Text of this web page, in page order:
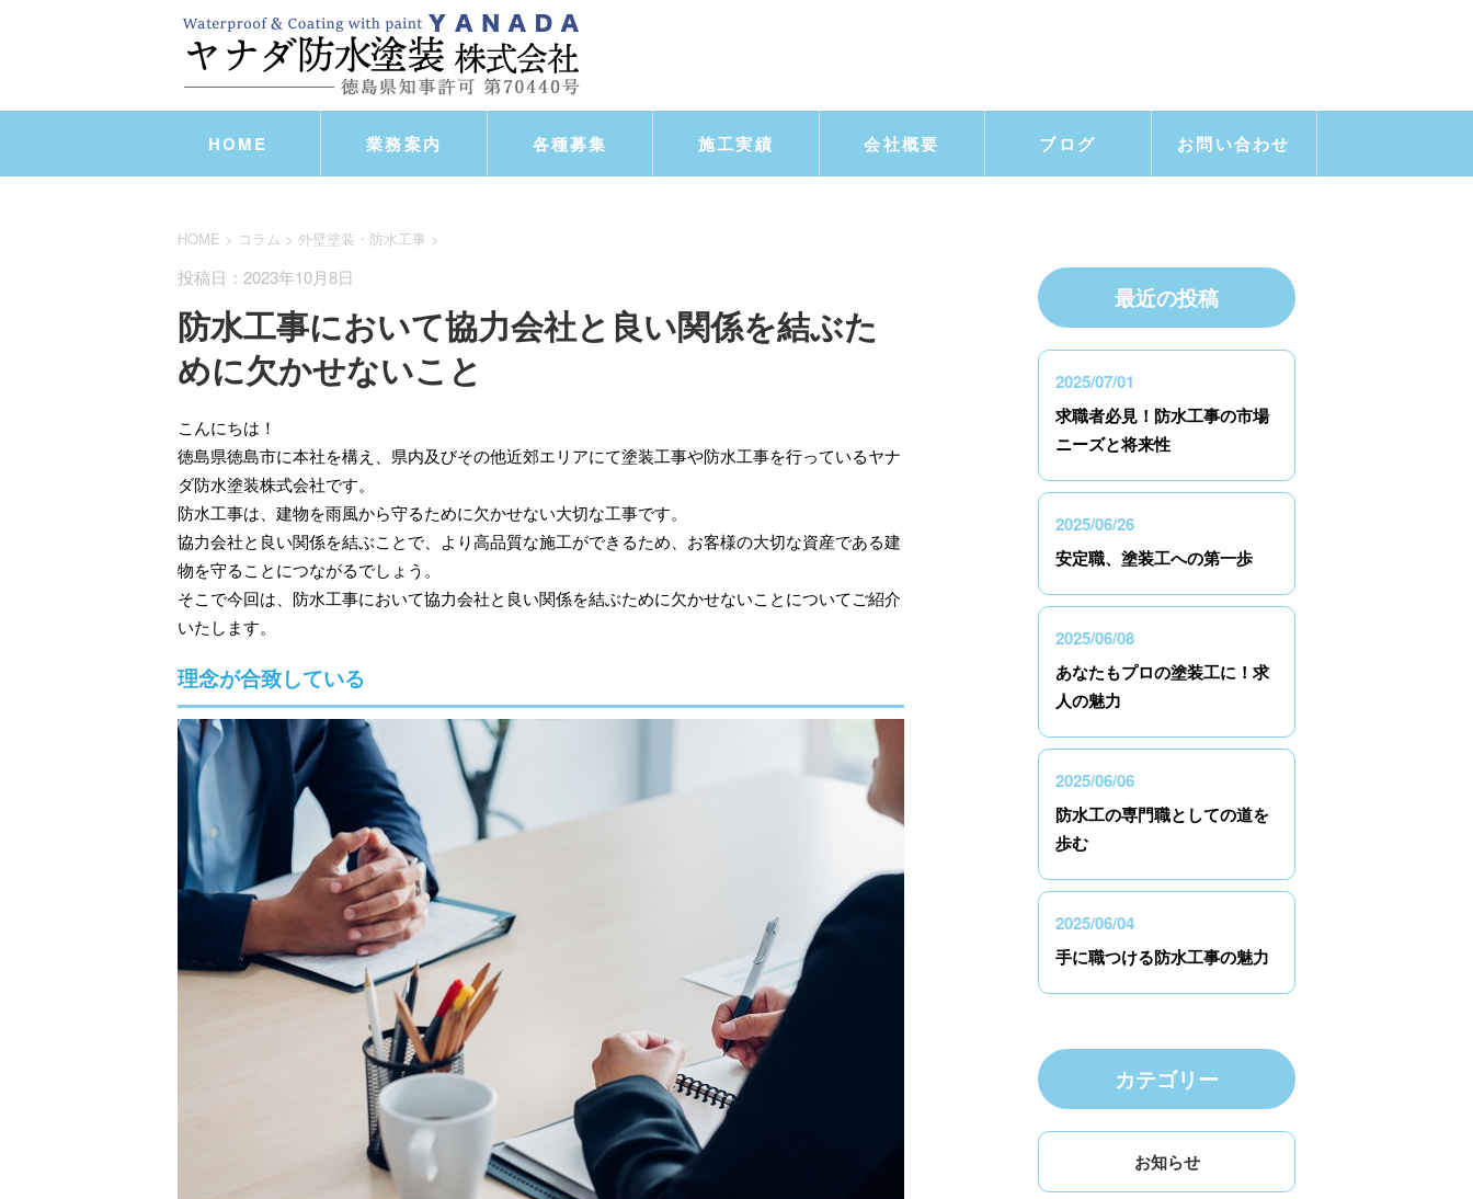
HOME 業務案内 各種募集 施工実績 会社概要 ブログ お問い合わせ
HOME > コラム > 外壁塗装・防水工事 >
投稿日：2023年10月8日
防水工事において協力会社と良い関係を結ぶた
めに欠かせないこと
こんにちは！
徳島県徳島市に本社を構え、県内及びその他近郊エリアにて塗装工事や防水工事を行っているヤナ
ダ防水塗装株式会社です。
防水工事は、建物を雨風から守るために欠かせない大切な工事です。
協力会社と良い関係を結ぶことで、より高品質な施工ができるため、お客様の大切な資産である建
物を守ることにつながるでしょう。
そこで今回は、防水工事において協力会社と良い関係を結ぶために欠かせないことについてご紹介
いたします。
理念が合致している
最近の投稿
2025/07/01
求職者必見！防水工事の市場
ニーズと将来性
2025/06/26
安定職、塗装工への第一歩
2025/06/08
あなたもプロの塗装工に！求
人の魅力
2025/06/06
防水工の専門職としての道を
歩む
2025/06/04
手に職つける防水工事の魅力
カテゴリー
お知らせ